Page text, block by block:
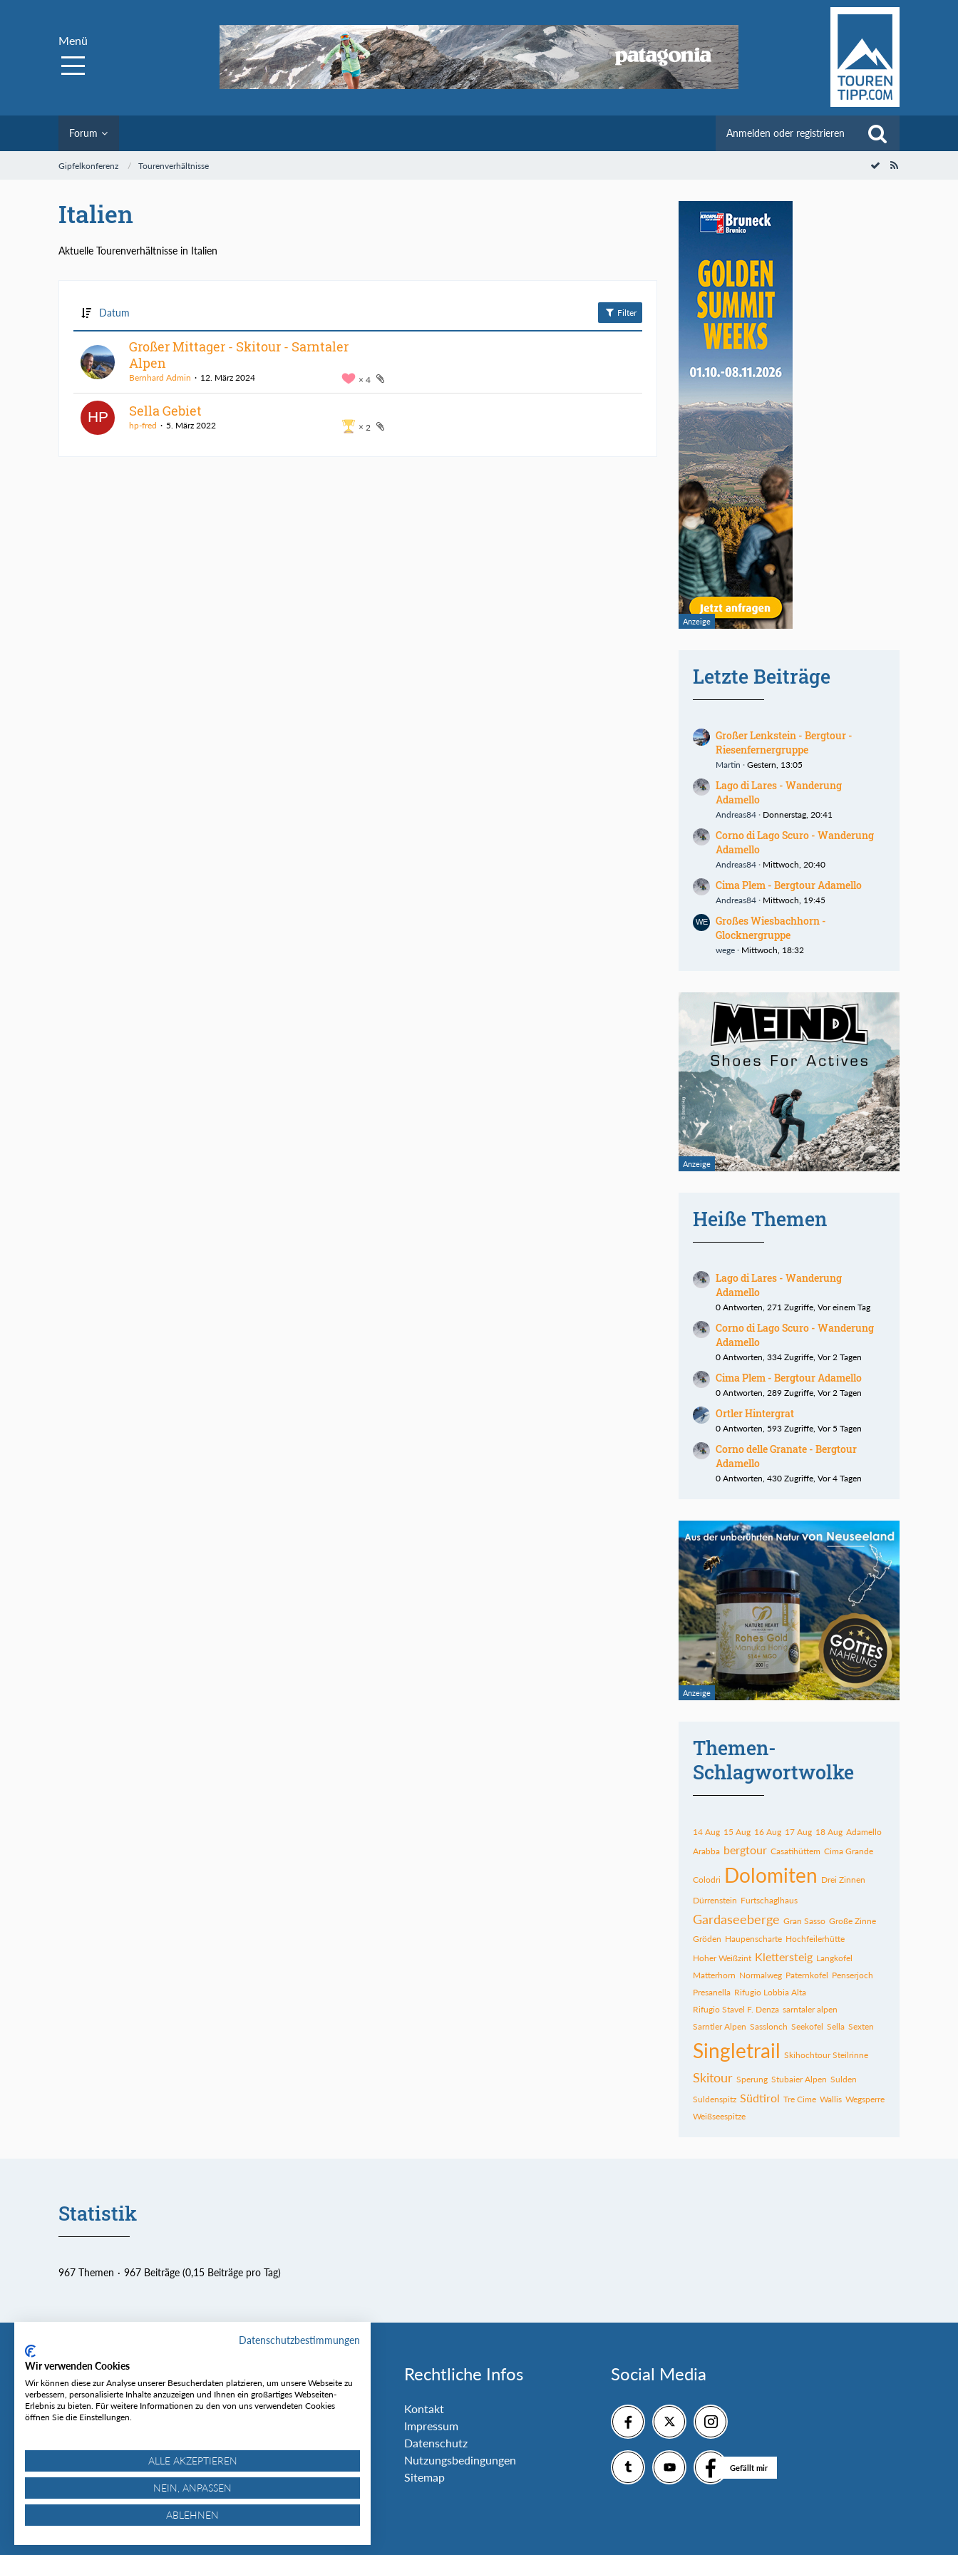
Menü
Forum Anmelden oder registrieren
Gipfelkonferenz Tourenverhältnisse
Italien
Aktuelle Tourenverhältnisse in Italien
Datum Filter
Großer Mittager - Skitour - Sarntaler
Alpen
4
Bernhard Admin 12. März 2024
Sella Gebiet
2
hp-fred 5. März 2022
Letzte Beiträge
Großer Lenkstein - Bergtour -
Riesenfernergruppe
Martin Gestern, 13:05
Lago di Lares - Wanderung
Adamello
Andreas84 Donnerstag, 20:41
Corno di Lago Scuro - Wanderung
Adamello
Andreas84 Mittwoch, 20:40
Cima Plem - Bergtour Adamello
Andreas84 Mittwoch, 19:45
Großes Wiesbachhorn -
Glocknergruppe
wege Mittwoch, 18:32
Heiße Themen
Lago di Lares - Wanderung
Adamello
0 Antworten, 271 Zugriffe, Vor einem Tag
Corno di Lago Scuro - Wanderung
Adamello
0 Antworten, 334 Zugriffe, Vor 2 Tagen
Cima Plem - Bergtour Adamello
0 Antworten, 289 Zugriffe, Vor 2 Tagen
Ortler Hintergrat
0 Antworten, 593 Zugriffe, Vor 5 Tagen
Corno delle Granate - Bergtour
Adamello
0 Antworten, 430 Zugriffe, Vor 4 Tagen
Themen-
Schlagwortwolke
14 Aug 15 Aug 16 Aug 17 Aug 18 Aug Adamello
Arabba bergtour Casatihüttem Cima Grande
Colodri Dolomiten Drei Zinnen
Dürrenstein Furtschaglhaus
Gardaseeberge Gran Sasso Große Zinne
Gröden Haupenscharte Hochfeilerhütte
Hoher Weißzint Klettersteig Langkofel
Matterhorn Normalweg Paternkofel Penserjoch
Presanella Rifugio Lobbia Alta
Rifugio Stavel F. Denza sarntaler alpen
Sarntler Alpen Sasslonch Seekofel Sella Sexten
Singletrail Skihochtour Steilrinne
Skitour Sperung Stubaier Alpen Sulden
Suldenspitz Südtirol Tre Cime Wallis Wegsperre
Weißseespitze
Statistik
967 Themen 967 Beiträge (0,15 Beiträge pro Tag)
Tourentipp
Über uns
Wetter & Lawinenlage
Rechtliche Infos
Kontakt
Impressum
Datenschutz
Nutzungsbedingungen
Sitemap
Social Media
Gefällt mir
© Tourentipp.com 2025
Datenschutzbestimmungen
Wir verwenden Cookies
Wir können diese zur Analyse unserer Besucherdaten platzieren, um unsere Webseite zu
verbessern, personalisierte Inhalte anzuzeigen und Ihnen ein großartiges Webseiten-
Erlebnis zu bieten. Für weitere Informationen zu den von uns verwendeten Cookies
öffnen Sie die Einstellungen.
ALLE AKZEPTIEREN
NEIN, ANPASSEN
ABLEHNEN